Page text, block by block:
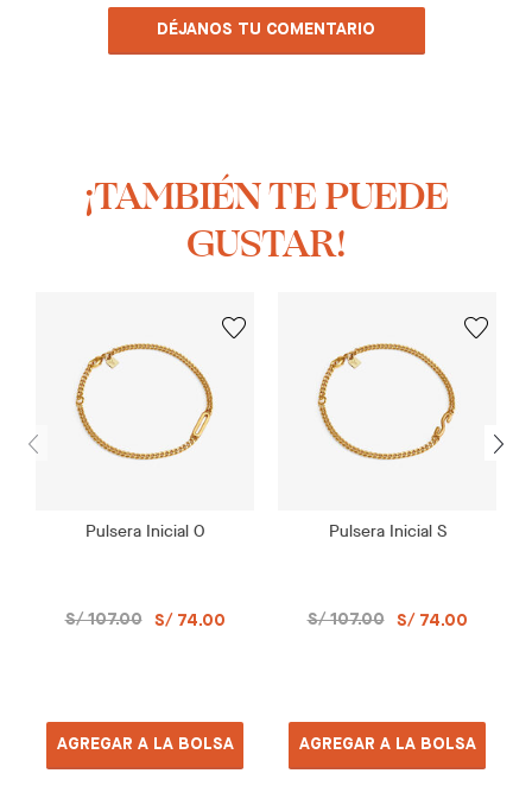
DÉJANOS TU COMENTARIO
¡TAMBIÉN TE PUEDE
GUSTAR!
Pulsera Inicial O
S/ 107.00 S/ 74.00
AGREGAR A LA BOLSA
Pulsera Inicial S
S/ 107.00 S/ 74.00
AGREGAR A LA BOLSA